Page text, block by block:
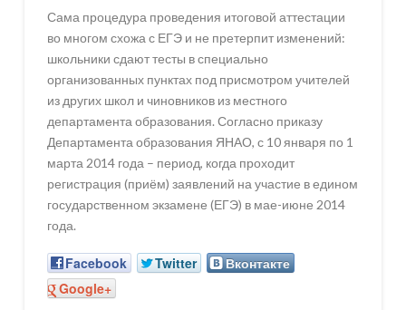
Сама процедура проведения итоговой аттестации
во многом схожа с ЕГЭ и не претерпит изменений:
школьники сдают тесты в специально
организованных пунктах под присмотром учителей
из других школ и чиновников из местного
департамента образования. Согласно приказу
Департамента образования ЯНАО, с 10 января по 1
марта 2014 года – период, когда проходит
регистрация (приём) заявлений на участие в едином
государственном экзамене (ЕГЭ) в мае-июне 2014
года.
Facebook Twitter
Вконтакте
Google+